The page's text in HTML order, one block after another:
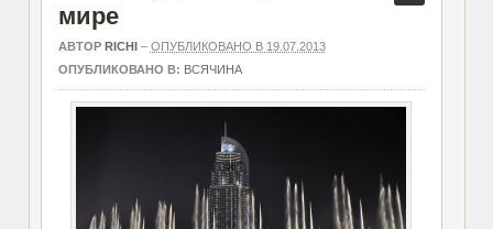
мире
АВТОР RICHI– ОПУБЛИКОВАНО В 19.07.2013
ОПУБЛИКОВАНО В: ВСЯЧИНА